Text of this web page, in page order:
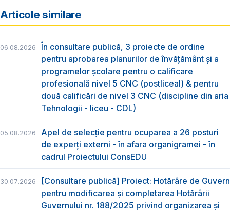
Articole similare
06.08.2026
În consultare publică, 3 proiecte de ordine
pentru aprobarea planurilor de învățământ și a
programelor școlare pentru o calificare
profesională nivel 5 CNC (postliceal) & pentru
două calificări de nivel 3 CNC (discipline din aria
Tehnologii - liceu - CDL)
05.08.2026
Apel de selecție pentru ocuparea a 26 posturi
de experți externi - în afara organigramei - în
cadrul Proiectului ConsEDU
30.07.2026
[Consultare publică] Proiect: Hotărâre de Guvern
pentru modificarea și completarea Hotărârii
Guvernului nr. 188/2025 privind organizarea şi